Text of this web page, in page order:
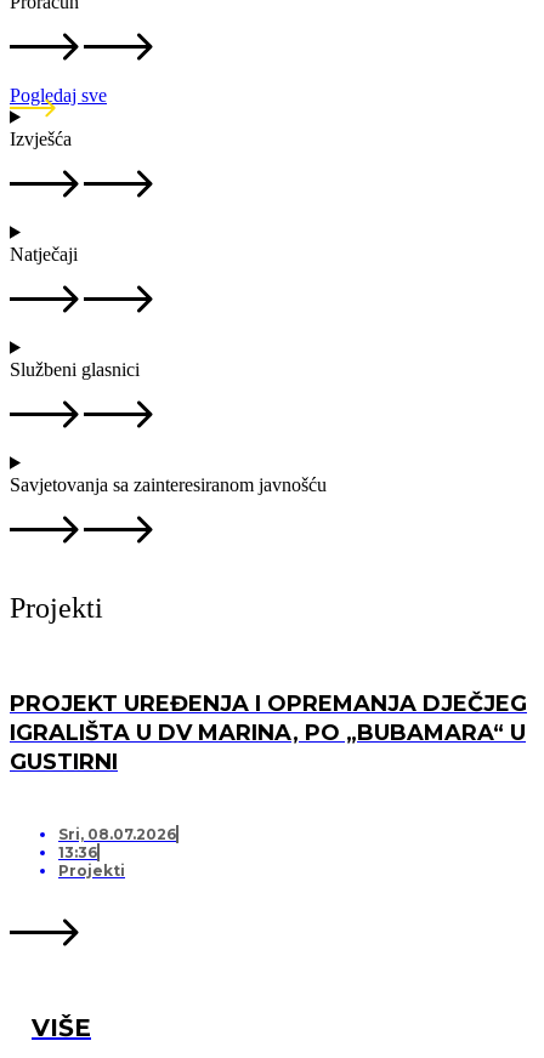
Pogledaj sve
Izvješća
Natječaji
Službeni glasnici
Savjetovanja sa zainteresiranom javnošću
Projekti
PROJEKT UREĐENJA I OPREMANJA DJEČJEG
IGRALIŠTA U DV MARINA, PO „BUBAMARA“ U
GUSTIRNI
Sri, 08.07.2026
13:36
Projekti
VIŠE